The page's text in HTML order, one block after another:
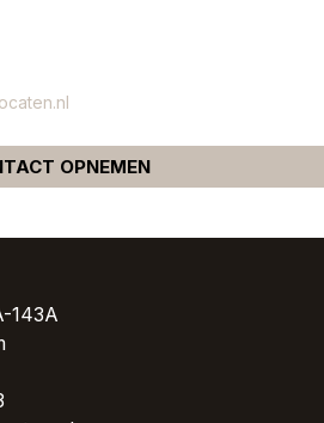
OPNEMEN
143A